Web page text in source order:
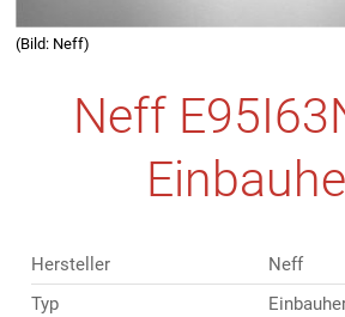
(Bild: Neff)
Neff
Hersteller
Neff
Typ